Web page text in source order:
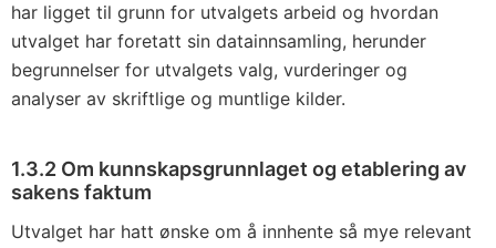
har ligget til grunn for utvalgets arbeid og hvordan
utvalget har foretatt sin datainnsamling, herunder
begrunnelser for utvalgets valg, vurderinger og
analyser av skriftlige og muntlige kilder.
1.3.2 Om kunnskapsgrunnlaget og etablering av
sakens faktum
Utvalget har hatt ønske om å innhente så mye relevant